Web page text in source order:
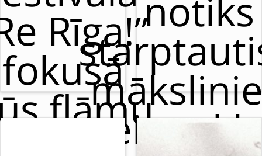
Rīga!”
fokusā
flāmu
notiks